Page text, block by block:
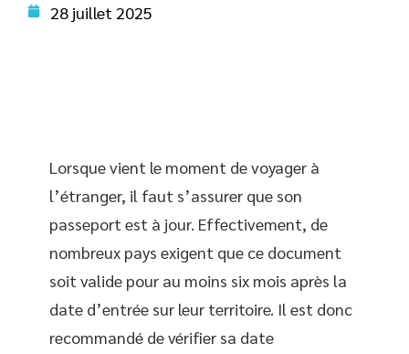
28 juillet 2025
Lorsque vient le moment de voyager à
l’étranger, il faut s’assurer que son
passeport est à jour. Effectivement, de
nombreux pays exigent que ce document
soit valide pour au moins six mois après la
date d’entrée sur leur territoire. Il est donc
recommandé de vérifier sa date